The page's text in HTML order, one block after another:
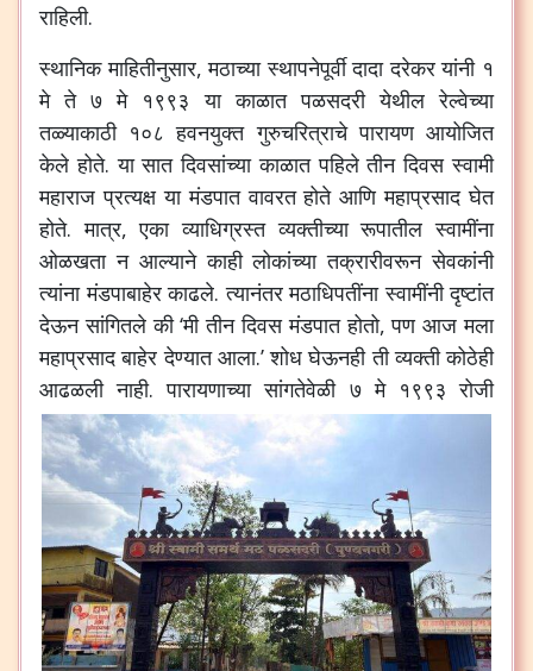
राहिली.
स्थानिक माहितीनुसार, मठाच्या स्थापनेपूर्वी दादा दरेकर यांनी १
मे ते ७ मे १९९३ या काळात पळसदरी येथील रेल्वेच्या
तळ्याकाठी १०८ हवनयुक्त गुरुचरित्राचे पारायण आयोजित
केले होते. या सात दिवसांच्या काळात पहिले तीन दिवस स्वामी
महाराज प्रत्यक्ष या मंडपात वावरत होते आणि महाप्रसाद घेत
होते. मात्र, एका व्याधिग्रस्त व्यक्तीच्या रूपातील स्वामींना
ओळखता न आल्याने काही लोकांच्या तक्रारीवरून सेवकांनी
त्यांना मंडपाबाहेर काढले. त्यानंतर मठाधिपतींना स्वामींनी दृष्टांत
देऊन सांगितले की ‘मी तीन दिवस मंडपात होतो, पण आज मला
महाप्रसाद बाहेर देण्यात आला.’ शोध घेऊनही ती व्यक्ती कोठेही
आढळली नाही.पारायणाच्या सांगतेवेळी ७ मे १९९३ रोजी